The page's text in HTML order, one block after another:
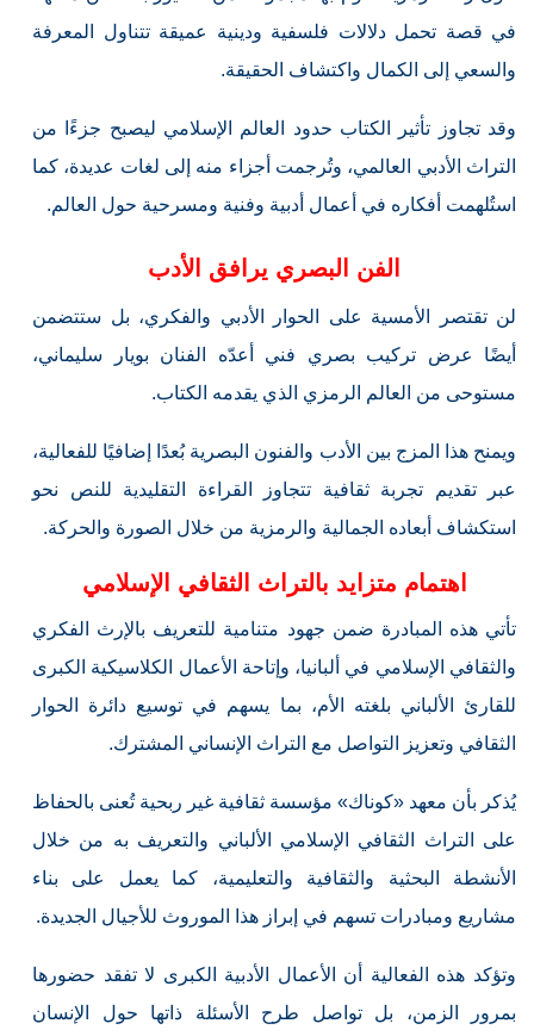
في قصة تحمل دلالات فلسفية ودينية عميقة تتناول المعرفة
والسعي إلى الكمال واكتشاف الحقيقة.
وقد تجاوز تأثير الكتاب حدود العالم الإسلامي ليصبح جزءًا من
التراث الأدبي العالمي، وتُرجمت أجزاء منه إلى لغات عديدة، كما
استُلهمت أفكاره في أعمال أدبية وفنية ومسرحية حول العالم.
الفن البصري يرافق الأدب
لن تقتصر الأمسية على الحوار الأدبي والفكري، بل ستتضمن
أيضًا عرض تركيب بصري فني أعدّه الفنان بويار سليماني،
مستوحى من العالم الرمزي الذي يقدمه الكتاب.
ويمنح هذا المزج بين الأدب والفنون البصرية بُعدًا إضافيًا للفعالية،
عبر تقديم تجربة ثقافية تتجاوز القراءة التقليدية للنص نحو
استكشاف أبعاده الجمالية والرمزية من خلال الصورة والحركة.
اهتمام متزايد بالتراث الثقافي الإسلامي
تأتي هذه المبادرة ضمن جهود متنامية للتعريف بالإرث الفكري
والثقافي الإسلامي في ألبانيا، وإتاحة الأعمال الكلاسيكية الكبرى
للقارئ الألباني بلغته الأم، بما يسهم في توسيع دائرة الحوار
الثقافي وتعزيز التواصل مع التراث الإنساني المشترك.
يُذكر بأن معهد «كوناك» مؤسسة ثقافية غير ربحية تُعنى بالحفاظ
على التراث الثقافي الإسلامي الألباني والتعريف به من خلال
الأنشطة البحثية والثقافية والتعليمية، كما يعمل على بناء
مشاريع ومبادرات تسهم في إبراز هذا الموروث للأجيال الجديدة.
وتؤكد هذه الفعالية أن الأعمال الأدبية الكبرى لا تفقد حضورها
بمرور الزمن، بل تواصل طرح الأسئلة ذاتها حول الإنسان